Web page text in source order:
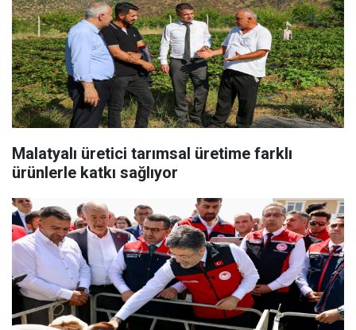
Malatyalı üretici tarımsal üretime farklı
ürünlerle katkı sağlıyor